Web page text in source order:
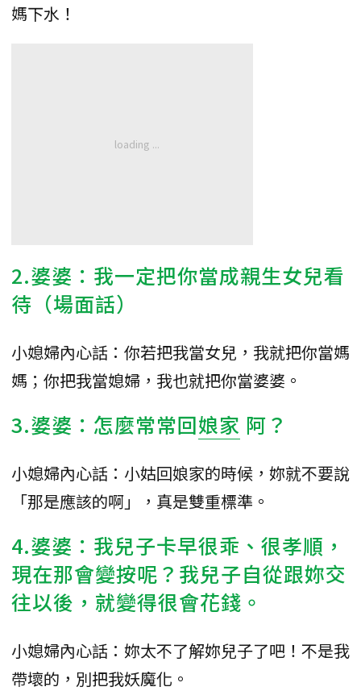
媽下水！
2.婆婆：我一定把你當成親生女兒看
待（場面話）
小媳婦內心話：你若把我當女兒，我就把你當媽
媽；你把我當媳婦，我也就把你當婆婆。
3.婆婆：怎麼常常回娘家 阿？
小媳婦內心話：小姑回娘家的時候，妳就不要說
「那是應該的啊」，真是雙重標準。
4.婆婆：我兒子卡早很乖、很孝順，
現在那會變按呢？我兒子自從跟妳交
往以後，就變得很會花錢。
小媳婦內心話：妳太不了解妳兒子了吧！不是我
帶壞的，別把我妖魔化。